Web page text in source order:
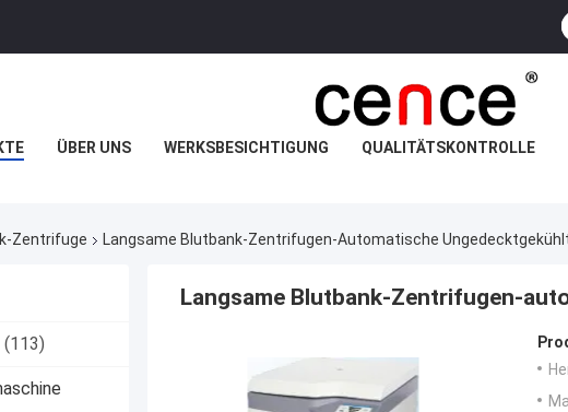
ÜBER UNS WERKSBESICHTIGUNG QUALITÄTSKONTROLLE
Zentrifuge Langsame Blutbank-Zentrifugen-Automatische
(113)
Langsame Blutbank-Zentrifugen-